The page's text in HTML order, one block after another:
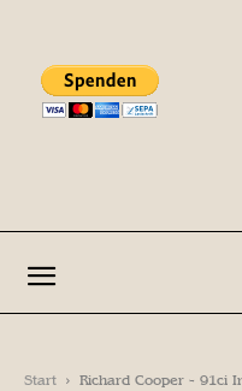
Start Richard Cooper - 91ci